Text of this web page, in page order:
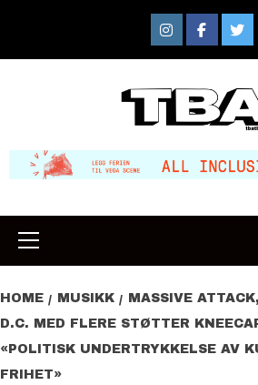
content
InstagramFacebook
Primary
Menu
HOME MUSIKK
MASSIVE
D.C. MED FLERE STØTTER
«POLITISK UNDERTRYKKELSE AV
FRIHET»